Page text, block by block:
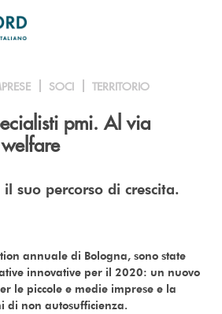
SOCI TERRITORIO
pmi. Al via
welfare
suo percorso di crescita.
annuale di Bologna, sono state
innovative per il 2020: un nuovo
le piccole e medie imprese e la
di non autosufficienza.